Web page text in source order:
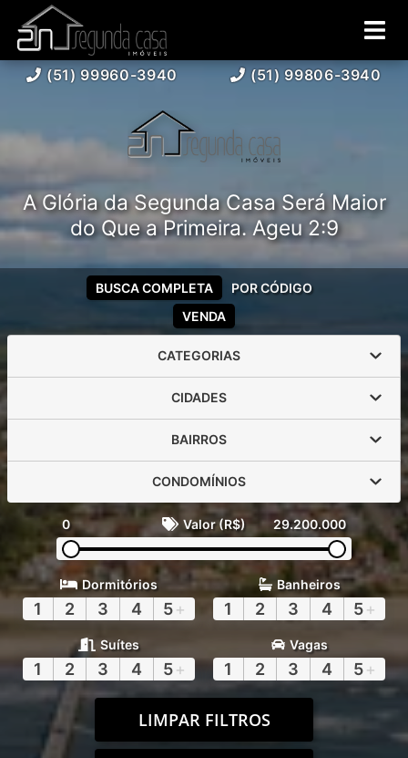
(51) 99960-3940 (51) 99806-3940
A Glória da Segunda Casa Será Maior
do Que a Primeira. Ageu 2:9
VENDA
BUSCA COMPLETA POR CÓDIGO
CATEGORIAS
CIDADES
BAIRROS
CONDOMÍNIOS
0 Valor (R$) 29.200.000
Dormitórios
1 2 3 4 5+
Banheiros
1 2 3 4 5+
Suítes
1 2 3 4 5+
Vagas
1 2 3 4 5+
LIMPAR FILTROS